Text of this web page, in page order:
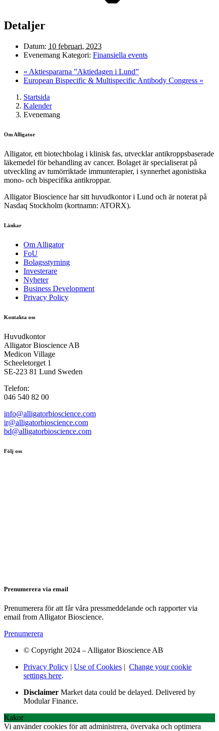
Detaljer
Datum: 10 februari, 2023
Evenemang Kategori: Finansiella events
« Aktiespararna ”Aktiedagen i Lund”
European Bispecific & Multispecific Antibody Congress »
Startsida
Kalender
Evenemang
Om Alligator
Alligator, ett biotechbolag i klinisk fas, utvecklar antikroppsbaserade
läkemedel för behandling av cancer. Bolaget är specialiserat på
utveckling av tumörriktade immunterapier, i synnerhet agonistiska
mono- och bispecifika antikroppar.
Alligator Bioscience har sitt huvudkontor i Lund och är noterat på
Nasdaq Stockholm (kortnamn: ATORX).
Länkar
Om Alligator
FoU
Bolagsstyrning
Investerare
Nyheter
Business Development
Privacy Policy
Kontakta oss
Huvudkontor
Alligator Bioscience AB
Medicon Village
Scheeletorget 1
SE-223 81 Lund Sweden
Telefon:
046 540 82 00
info@alligatorbioscience.com
ir@alligatorbioscience.com
bd@alligatorbioscience.com
Följ oss
Prenumerera via email
Prenumerera för att får våra pressmeddelande och rapporter via
email from Alligator Bioscience.
Prenumerera
© Copyright 2024 – Alligator Bioscience AB
Privacy Policy | Use of Cookies | Change your cookie
settings here.
Disclaimer Market data could be delayed. Delivered by
Modular Finance.
Kakor
Vi använder cookies för att administrera, övervaka och optimera